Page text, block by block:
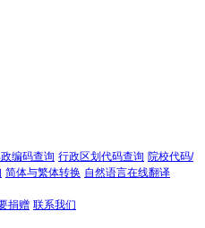
编码查询 行政区划代码查询 院校代码/
简体与繁体转换 自然语言在线翻译
捐赠 联系我们